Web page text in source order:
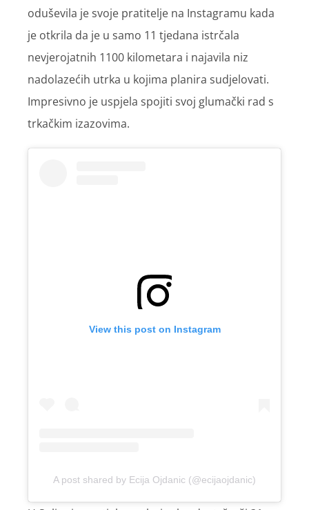
oduševila je svoje pratitelje na Instagramu kada
je otkrila da je u samo 11 tjedana istrčala
nevjerojatnih 1100 kilometara i najavila niz
nadolazećih utrka u kojima planira sudjelovati.
Impresivno je uspjela spojiti svoj glumački rad s
trkačkim izazovima.
View this post on Instagram
A post shared by Ecija Ojdanic (@ecijaojdanic)